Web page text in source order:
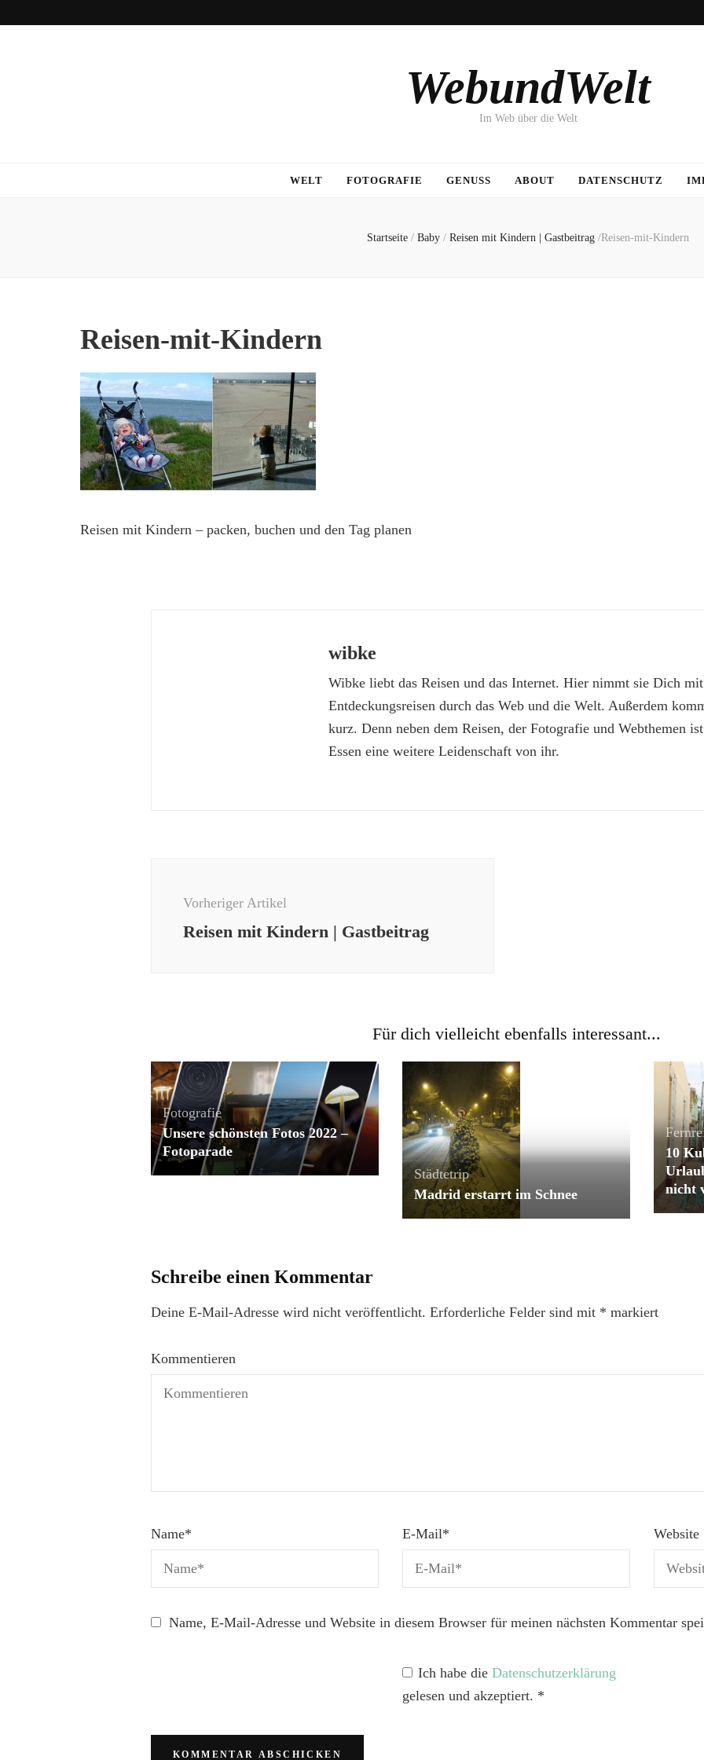
WebundWelt
Im Web über die Welt
WELT FOTOGRAFIE GENUSS ABOUT DATENSCHUTZ
Startseite / Baby / Reisen mit Kindern | Gastbeitrag /Reisen-mit-Kindern
Reisen-mit-Kindern
Reisen mit Kindern – packen, buchen und den Tag planen
wibke
Wibke liebt das Reisen und das Internet. Hier nimmt sie Dich
Entdeckungsreisen durch das Web und die Welt. Außerdem
kurz. Denn neben dem Reisen, der Fotografie und Webthemen
Essen eine weitere Leidenschaft von ihr.
Vorheriger Artikel
Reisen mit Kindern | Gastbeitrag
Für dich vielleicht ebenfalls interessant...
Fotografie
Unsere schönsten Fotos 2022 –
Fotoparade
Städtetrip
Madrid erstarrt im Schnee
10
nicht
Schreibe einen Kommentar
Deine E-Mail-Adresse wird nicht veröffentlicht. Erforderliche Felder sind mit * markiert
Kommentieren
Name* E-Mail* Website
Name, E-Mail-Adresse und Website in diesem Browser für meinen nächsten Kommentar
Ich habe die Datenschutzerklärung
gelesen und akzeptiert. *